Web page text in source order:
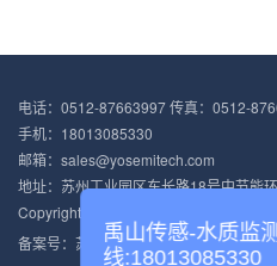
电话：0512-87663997 传真：0512-
手机：18013085330
邮箱：sales@yosemitech.com
地址：苏州工业园区东长路18号中节能
Copyright © 2012-2021 苏州禹山传感科
备案号： 苏ICP备13047028号-4 苏
禹山传感-水质监
线:18013085330